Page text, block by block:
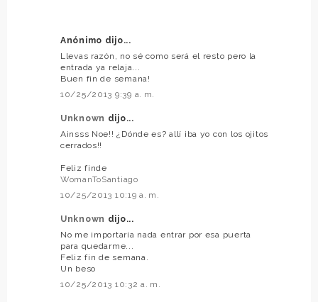
Anónimo dijo...
Llevas razón, no sé como será el resto pero la
entrada ya relaja...
Buen fin de semana!
10/25/2013 9:39 a. m.
Unknown dijo...
Ainsss Noe!! ¿Dónde es? allí iba yo con los ojitos
cerrados!!
Feliz finde
WomanToSantiago
10/25/2013 10:19 a. m.
Unknown dijo...
No me importaría nada entrar por esa puerta
para quedarme...
Feliz fin de semana.
Un beso
10/25/2013 10:32 a. m.